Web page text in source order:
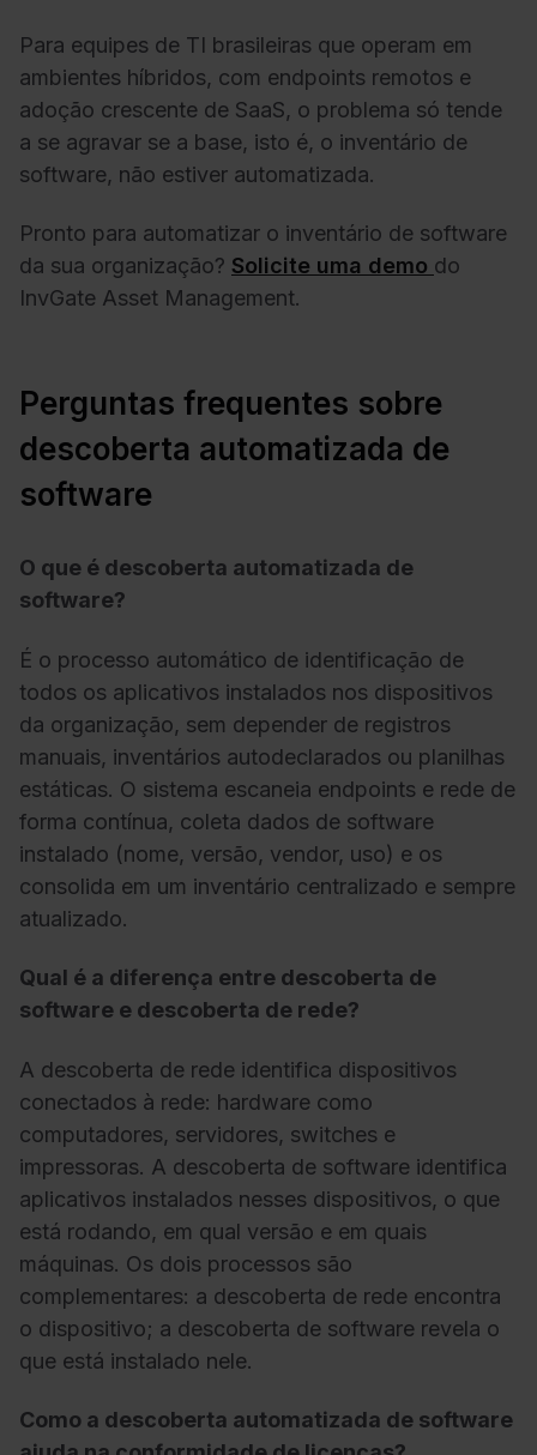
Para equipes de TI brasileiras que operam em
ambientes híbridos, com endpoints remotos e
adoção crescente de SaaS, o problema só tende
a se agravar se a base, isto é, o inventário de
software, não estiver automatizada.
Pronto para automatizar o inventário de software
da sua organização? Solicite uma demo do
InvGate Asset Management.
Perguntas frequentes sobre
descoberta automatizada de
software
O que é descoberta automatizada de
software?
É o processo automático de identificação de
todos os aplicativos instalados nos dispositivos
da organização, sem depender de registros
manuais, inventários autodeclarados ou planilhas
estáticas. O sistema escaneia endpoints e rede de
forma contínua, coleta dados de software
instalado (nome, versão, vendor, uso) e os
consolida em um inventário centralizado e sempre
atualizado.
Qual é a diferença entre descoberta de
software e descoberta de rede?
A descoberta de rede identifica dispositivos
conectados à rede: hardware como
computadores, servidores, switches e
impressoras. A descoberta de software identifica
aplicativos instalados nesses dispositivos, o que
está rodando, em qual versão e em quais
máquinas. Os dois processos são
complementares: a descoberta de rede encontra
o dispositivo; a descoberta de software revela o
que está instalado nele.
Como a descoberta automatizada de software